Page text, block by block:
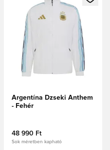
Argentína Dzseki Anthem
- Fehér
48 990 Ft
Sok méretben kapható